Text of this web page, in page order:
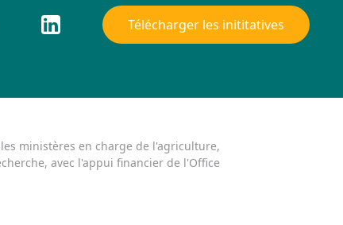
Télécharger les inititatives
ministères en charge de l'agriculture,
avec l'appui financier de l'Office